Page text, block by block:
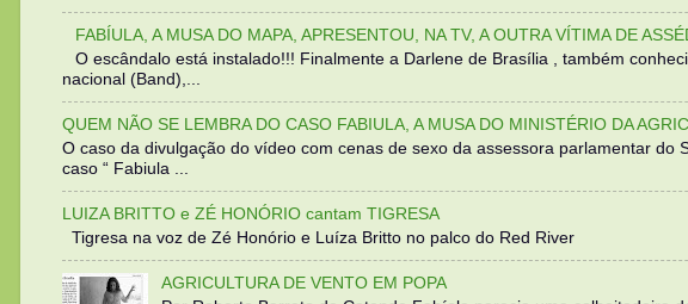
FABÍULA, A MUSA DO MAPA, APRESENTOU, NA TV, A OUTRA VÍTIMA DE
O escândalo está instalado!!! Finalmente a Darlene de Brasília , também
nacional (Band),...
QUEM NÃO SE LEMBRA DO CASO FABIULA, A MUSA DO MINISTÉRIO DA
O caso da divulgação do vídeo com cenas de sexo da assessora parlamentar do
caso “ Fabiula ...
LUIZA BRITTO e ZÉ HONÓRIO cantam TIGRESA
Tigresa na voz de Zé Honório e Luíza Britto no palco do Red River
AGRICULTURA DE VENTO EM POPA